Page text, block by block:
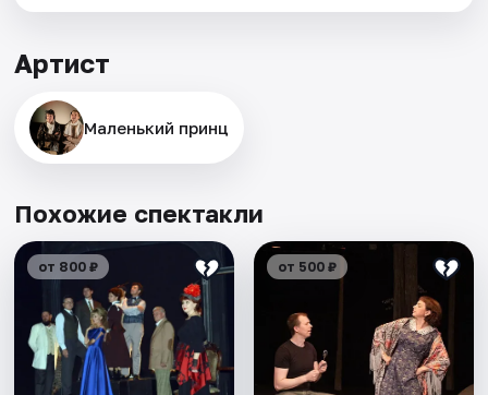
Артист
Маленький принц
Похожие спектакли
от 800 ₽ от 500 ₽